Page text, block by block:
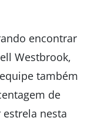
encontrar
Westbrook,
também
de
nesta